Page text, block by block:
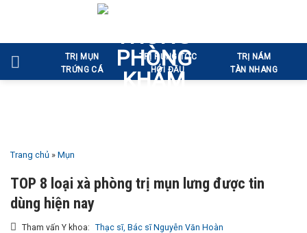
nội
dung
TRỊ MỤN
TRỨNG CÁ
TRỊ RỤNG TÓC
HÓI ĐẦU
TRỊ NÁM
TÀN NHANG
Trang chủ » Mụn
TOP 8 loại xà phòng trị mụn lưng được tin
dùng hiện nay
Tham vấn Y khoa: Thạc sĩ, Bác sĩ Nguyễn Văn Hoàn